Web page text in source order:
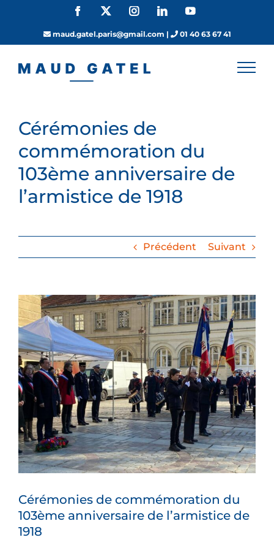
Facebook InstagramLinkedInYouTube
maud.gatel.paris@gmail.com | 01 40 63 67 41
Cérémonies de
commémoration du
103ème anniversaire de
l’armistice de 1918
Précédent Suivant
Voir
l'image
agrandie
Cérémonies de commémoration du
103ème anniversaire de l’armistice de
1918